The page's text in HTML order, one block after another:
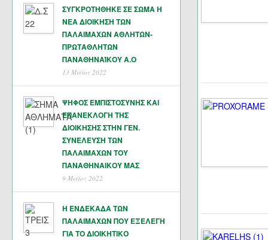
ΣΥΓΚΡΟΤΗΘΗΚΕ ΣΕ ΣΩΜΑ Η
ΝΕΑ ΔΙΟΙΚΗΣΗ ΤΩΝ
ΠΑΛΑΙΜΑΧΩΝ ΑΘΛΗΤΩΝ-
ΠΡΩΤΑΘΛΗΤΩΝ
ΠΑΝΑΘΗΝΑΊΚΟΥ Α.Ο
13 Μάϊος 2022
ΨΗΦΟΣ ΕΜΠΙΣΤΟΣΥΝΗΣ ΚΑΙ
ΕΠΑΝΕΚΛΟΓΗ ΤΗΣ
ΔΙΟΙΚΗΣΗΣ ΣΤΗΝ ΓΕΝ.
ΣΥΝΕΛΕΥΣΗ ΤΩΝ
ΠΑΛΑΙΜΑΧΩΝ ΤΟΥ
ΠΑΝΑΘΗΝΑΙΚΟΥ ΜΑΣ
9 Μάϊος 2022
Η ΕΝΔΕΚΑΔΑ ΤΩΝ
ΠΑΛΑΙΜΑΧΩΝ ΠΟΥ ΕΞΕΛΕΓΗ
ΓΙΑ ΤΟ ΔΙΟΙΚΗΤΙΚΟ